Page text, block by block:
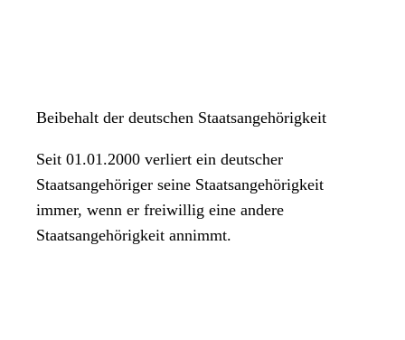
Beibehalt der deutschen Staatsangehörigkeit
Seit 01.01.2000 verliert ein deutscher
Staatsangehöriger seine Staatsangehörigkeit
immer, wenn er freiwillig eine andere
Staatsangehörigkeit annimmt.